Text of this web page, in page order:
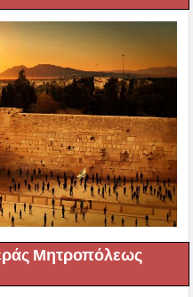
Μητροπόλεως